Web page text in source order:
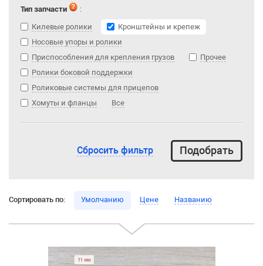
Тип запчасти
:
Килевые ролики
Кронштейны и крепеж
Носовые упоры и ролики
Приспособления для крепления грузов
Прочее
Ролики боковой поддержки
Роликовые системы для прицепов
Хомуты и фланцы
Все
Сбросить фильтр
Сортировать по: Умолчанию Цене Названию